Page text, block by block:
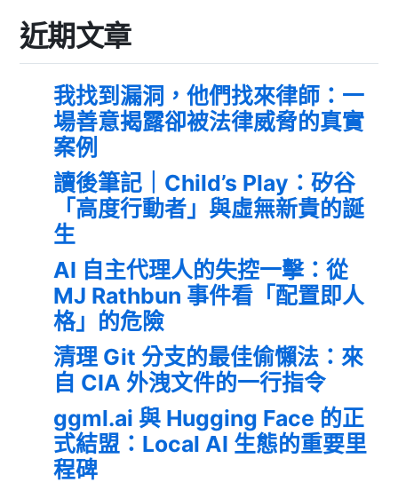
近期文章
我找到漏洞，他們找來律師：一
場善意揭露卻被法律威脅的真實
案例
讀後筆記｜Child’s Play：矽谷
「高度行動者」與虛無新貴的誕
生
AI 自主代理人的失控一擊：從
MJ Rathbun 事件看「配置即人
格」的危險
清理 Git 分支的最佳偷懶法：來
自 CIA 外洩文件的一行指令
ggml.ai 與 Hugging Face 的正
式結盟：Local AI 生態的重要里
程碑